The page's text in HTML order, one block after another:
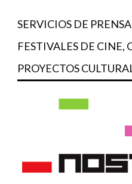
SERVICIOS DE
FESTIVALES DE CINE,
PROYECTOS